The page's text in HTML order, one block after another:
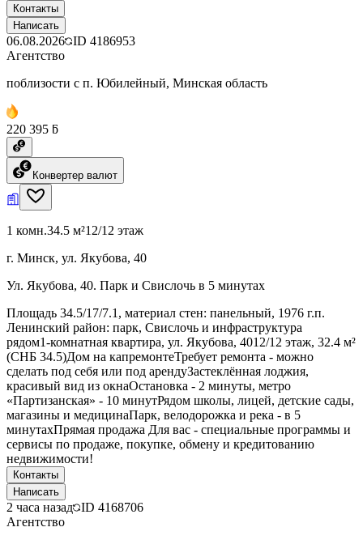
Контакты
Написать
06.08.2026 ID 4186953
Агентство
поблизости с п. Юбилейный, Минская область
220 395 ƃ
Конвертер валют
1 комн.34.5 м²12/12 этаж
г. Минск, ул. Якубова, 40
Ул. Якубова, 40. Парк и Свислочь в 5 минутах
Площадь 34.5/17/7.1, материал стен: панельный, 1976 г.п.
Ленинский район: парк, Свислочь и инфраструктура
рядом1‑комнатная квартира, ул. Якубова, 4012/12 этаж, 32.4 м²
(СНБ 34.5)Дом на капремонтеТребует ремонта - можно
сделать под себя или под арендуЗастеклённая лоджия,
красивый вид из окнаОстановка - 2 минуты, метро
«Партизанская» - 10 минутРядом школы, лицей, детские сады,
магазины и медицинаПарк, велодорожка и река - в 5
минутахПрямая продажа Для вас - специальные программы и
сервисы по продаже, покупке, обмену и кредитованию
недвижимости!
Контакты
Написать
2 часа назад ID 4168706
Агентство